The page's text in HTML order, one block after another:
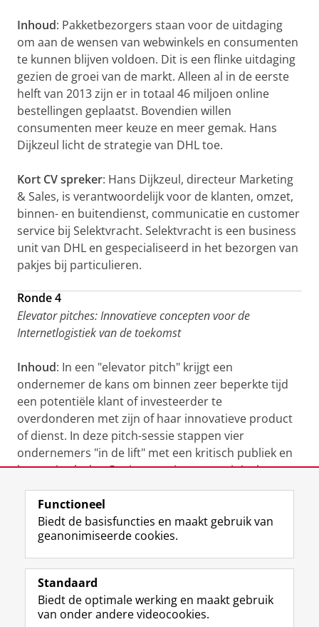
Inhoud: Pakketbezorgers staan voor de uitdaging
om aan de wensen van webwinkels en consumenten
te kunnen blijven voldoen. Dit is een flinke uitdaging
gezien de groei van de markt. Alleen al in de eerste
helft van 2013 zijn er in totaal 46 miljoen online
bestellingen geplaatst. Bovendien willen
consumenten meer keuze en meer gemak. Hans
Dijkzeul licht de strategie van DHL toe.
Kort CV spreker: Hans Dijkzeul, directeur Marketing
& Sales, is verantwoordelijk voor de klanten, omzet,
binnen- en buitendienst, communicatie en customer
service bij Selektvracht. Selektvracht is een business
unit van DHL en gespecialiseerd in het bezorgen van
pakjes bij particulieren.
Ronde 4
Elevator pitches: Innovatieve concepten voor de
Internetlogistiek van de toekomst
Inhoud: In een "elevator pitch" krijgt een
ondernemer de kans om binnen zeer beperkte tijd
een potentiële klant of investeerder te
overdonderen met zijn of haar innovatieve product
of dienst. In deze pitch-sessie stappen vier
ondernemers "in de lift" met een kritisch publiek en
leggen in slechts 5 minuten uit waarom juist hun
product dé oplossing voor de Internetlogistiek van
de toekomst is. Na iedere pitch is er gelegenheid
voor vragen uit het publiek.
Deelnemers:
Bas Sebregts (Last Mile Logistics)presentatie
Frans Huijbregts (Logixbox)
Jeroen van den Berg (Link)
Functioneel
Biedt de basisfuncties en maakt gebruik van
geanonimiseerde cookies.
Standaard
Biedt de optimale werking en maakt gebruik
van onder andere videocookies.